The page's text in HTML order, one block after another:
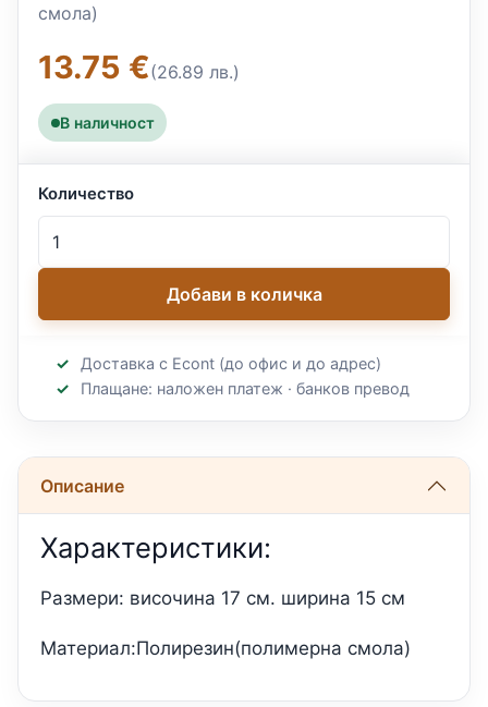
смола)
13.75 €(26.89 лв.)
В наличност
Количество
Добави в количка
Доставка с Econt (до офис и до адрес)
Плащане: наложен платеж · банков превод
Описание
Характеристики:
Размери: височина 17 см. ширина 15 см
Материал:Полирезин(полимерна смола)